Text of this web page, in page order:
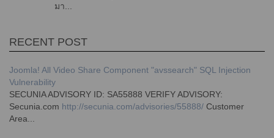
มา...
RECENT POST
Joomla! All Video Share Component "avssearch" SQL Injection
Vulnerability
SECUNIA ADVISORY ID: SA55888 VERIFY ADVISORY:
Secunia.com http://secunia.com/advisories/55888/ Customer
Area...